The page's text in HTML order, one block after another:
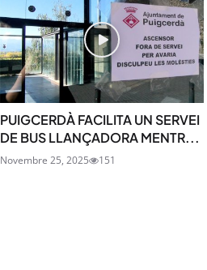
PUIGCERDÀ FACILITA UN SERVEI
DE BUS LLANÇADORA MENTR...
Novembre 25, 2025 151
SUBSCRIU-TE